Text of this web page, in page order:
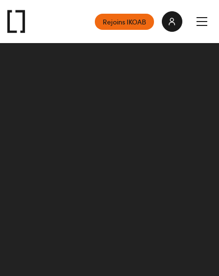
Rejoins IKOAB